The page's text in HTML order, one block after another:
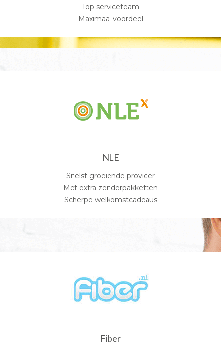
Top serviceteam
Maximaal voordeel
NLE
Snelst groeiende provider
Met extra zenderpakketten
Scherpe welkomstcadeaus
Fiber